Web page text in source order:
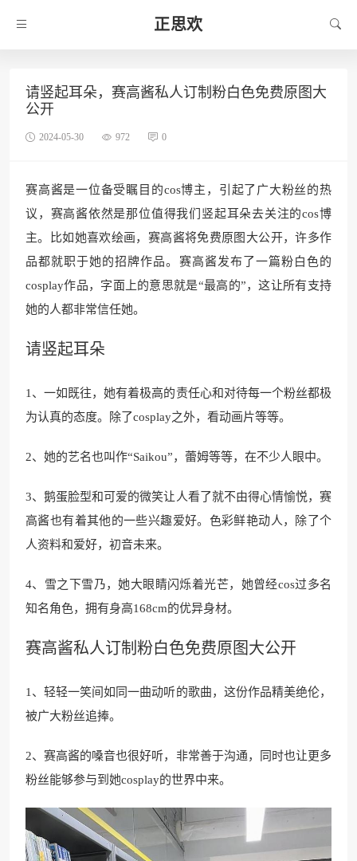
正思欢
请竖起耳朵，赛高酱私人订制粉白色免费原图大
公开
2024-05-30 972 0
赛高酱是一位备受瞩目的cos博主，引起了广大粉丝的热
议，赛高酱依然是那位值得我们竖起耳朵去关注的cos博
主。比如她喜欢绘画，赛高酱将免费原图大公开，许多作
品都就职于她的招牌作品。赛高酱发布了一篇粉白色的
cosplay作品，字面上的意思就是“最高的”，这让所有支持
她的人都非常信任她。
请竖起耳朵
1、一如既往，她有着极高的责任心和对待每一个粉丝都极
为认真的态度。除了cosplay之外，看动画片等等。
2、她的艺名也叫作“Saikou”，蕾姆等等，在不少人眼中。
3、鹅蛋脸型和可爱的微笑让人看了就不由得心情愉悦，赛
高酱也有着其他的一些兴趣爱好。色彩鲜艳动人，除了个
人资料和爱好，初音未来。
4、雪之下雪乃，她大眼睛闪烁着光芒，她曾经cos过多名
知名角色，拥有身高168cm的优异身材。
赛高酱私人订制粉白色免费原图大公开
1、轻轻一笑间如同一曲动听的歌曲，这份作品精美绝伦，
被广大粉丝追捧。
2、赛高酱的嗓音也很好听，非常善于沟通，同时也让更多
粉丝能够参与到她cosplay的世界中来。